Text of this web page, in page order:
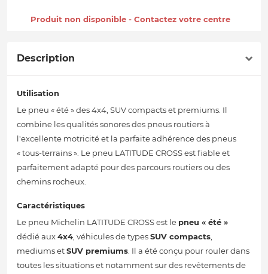
Produit non disponible - Contactez votre centre
Description
Utilisation
Le pneu « été » des 4x4, SUV compacts et premiums. Il
combine les qualités sonores des pneus routiers à
l'excellente motricité et la parfaite adhérence des pneus
« tous-terrains ». Le pneu LATITUDE CROSS est fiable et
parfaitement adapté pour des parcours routiers ou des
chemins rocheux.
Caractéristiques
Le pneu Michelin LATITUDE CROSS est le pneu « été »
dédié aux4x4, véhicules de typesSUV compacts,
mediums etSUV premiums. Il a été conçu pour rouler dans
toutes les situations et notamment sur des revêtements de